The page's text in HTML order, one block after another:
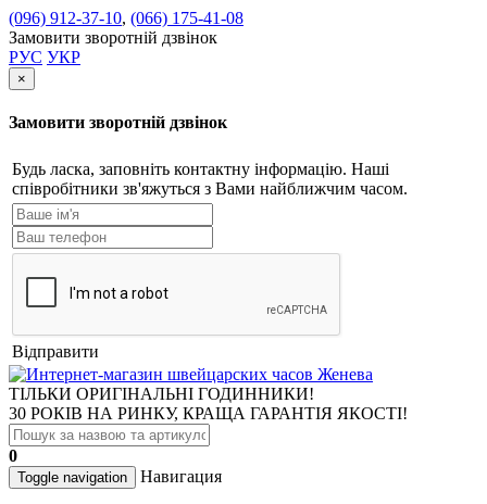
(096) 912-37-10, (066) 175-41-08
Замовити зворотній дзвінок
РУС УКР
×
Замовити зворотній дзвінок
Будь ласка, заповніть контактну інформацію. Наші
співробітники зв'яжуться з Вами найближчим часом.
Відправити
ТІЛЬКИ ОРИГІНАЛЬНІ ГОДИННИКИ!
30 РОКІВ НА РИНКУ, КРАЩА ГАРАНТІЯ ЯКОСТІ!
0
Toggle navigation Навигация